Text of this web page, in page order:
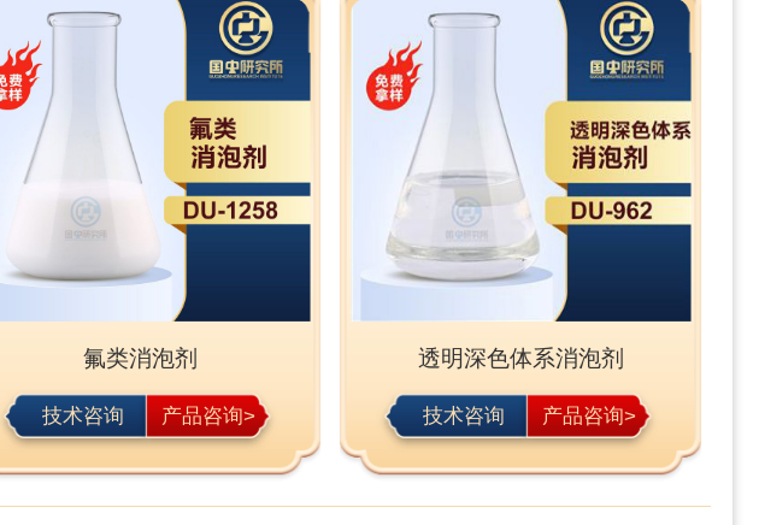
氟类消泡剂
技术咨询 产品咨询>
透明深色体系消泡剂
技术咨询 产品咨询>